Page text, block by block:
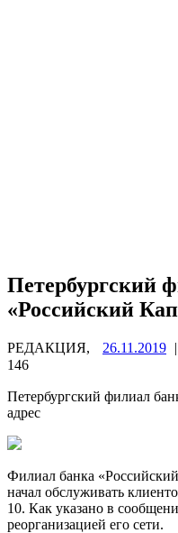
Петербургский
«Российский
РЕДАКЦИЯ, 26.11.2019 |
146
Петербургский филиал
адрес
Филиал банка
начал обслуживать
10. Как указано в
реорганизацией его сети.